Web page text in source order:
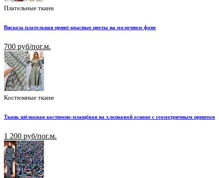
Плательные ткани
Вискоза плательная принт красные цветы на молочном фоне
700 руб/пог.м.
Костюмные ткани
Ткань шёлковая костюмно-плащёвая на хлопковой основе с геометричным принтом
1 200 руб/пог.м.